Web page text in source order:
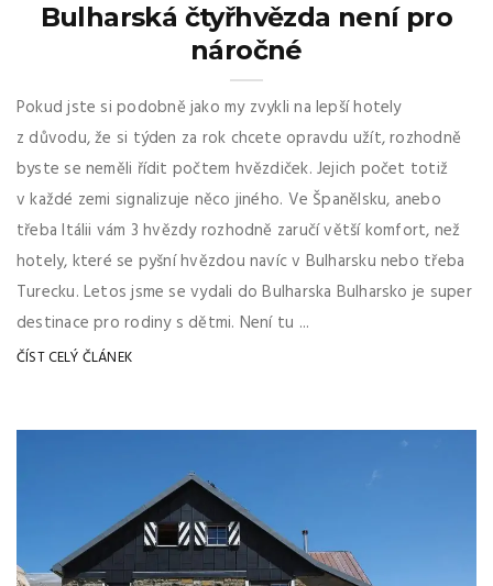
Bulharská čtyřhvězda není pro
náročné
Pokud jste si podobně jako my zvykli na lepší hotely
z důvodu, že si týden za rok chcete opravdu užít, rozhodně
byste se neměli řídit počtem hvězdiček. Jejich počet totiž
v každé zemi signalizuje něco jiného. Ve Španělsku, anebo
třeba Itálii vám 3 hvězdy rozhodně zaručí větší komfort, než
hotely, které se pyšní hvězdou navíc v Bulharsku nebo třeba
Turecku. Letos jsme se vydali do Bulharska Bulharsko je super
destinace pro rodiny s dětmi. Není tu ...
ČÍST CELÝ ČLÁNEK